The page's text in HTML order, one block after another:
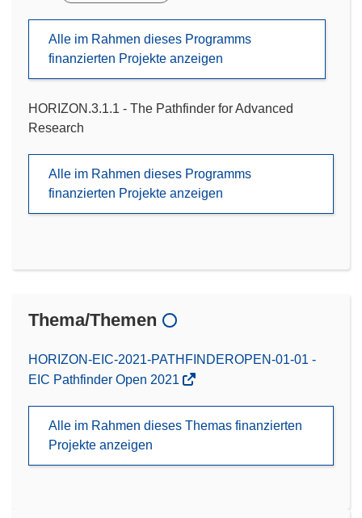
Alle im Rahmen dieses Programms
finanzierten Projekte anzeigen
HORIZON.3.1.1 - The Pathfinder for Advanced
Research
Alle im Rahmen dieses Programms
finanzierten Projekte anzeigen
Thema/Themen
HORIZON-EIC-2021-PATHFINDEROPEN-01-01 -
EIC Pathfinder Open 2021
Alle im Rahmen dieses Themas finanzierten
Projekte anzeigen